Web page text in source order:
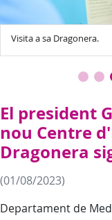
Visita a sa Dragonera.
El president
nou Centre
Dragonera
(01/08/2023)
Departament de